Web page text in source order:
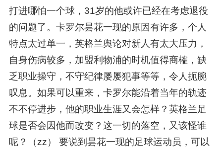
打进哪怕一个球，31岁的他或许已经在考虑退役
的问题了。卡罗尔昙花一现的原因有许多，个人
特点太过单一，英格兰舆论对新人有太大压力，
自身伤病较多，加盟利物浦的时机值得商榷，缺
乏职业操守，不守纪律屡屡犯事等等，令人扼腕
叹息。如果可以重来，卡罗尔能沿着当年的轨迹
不不停进步，他的职业生涯又会怎样？英格兰足
球是否会因他而改变？这一切的落空，又该怪谁
呢？（zz） 要说到昙花一现的足球运动员，可以